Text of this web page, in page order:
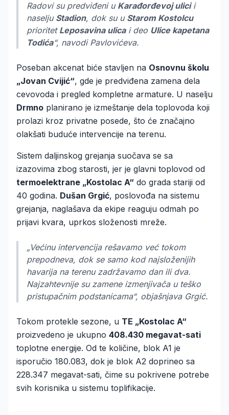
Radovi su predviđeni u Karađorđevoj ulicii
naselju Stadion, dok su u Starom Kostolcu
prioritet Leposavina ulicai deo Ulice kapetana
Todića“, navodi Pavlovićeva.
Poseban akcenat biće stavljen na Osnovnu školu
„Jovan Cvijić“, gde je predviđena zamena dela
cevovoda i pregled kompletne armature. U naselju
Drmno planirano je izmeštanje dela toplovoda koji
prolazi kroz privatne posede, što će značajno
olakšati buduće intervencije na terenu.
Sistem daljinskog grejanja suočava se sa
izazovima zbog starosti, jer je glavni toplovod od
termoelektrane „Kostolac A“ do grada stariji od
40 godina. Dušan Grgić, poslovođa na sistemu
grejanja, naglašava da ekipe reaguju odmah po
prijavi kvara, uprkos složenosti mreže.
„Većinu intervencija rešavamo već tokom
prepodneva, dok se samo kod najsloženijih
havarija na terenu zadržavamo dan ili dva.
Najzahtevnije su zamene izmenjivača u teško
pristupačnim podstanicama“, objašnjava Grgić.
Tokom protekle sezone, u TE „Kostolac A“
proizvedeno je ukupno 408.430 megavat-sati
toplotne energije. Od te količine, blok A1 je
isporučio 180.083, dok je blok A2 doprineo sa
228.347 megavat-sati, čime su pokrivene potrebe
svih korisnika u sistemu toplifikacije.